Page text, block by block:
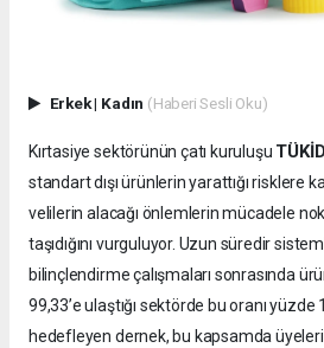
Erkek| Kadın (Haberi Sesli Oku)
Kırtasiye sektörünün çatı kuruluşu
standart dışı ürünlerin yarattığı risklere
velilerin alacağı önlemlerin mücadele
taşıdığını vurguluyor. Uzun süredir
bilinçlendirme çalışmaları sonrasında
99,33’e ulaştığı sektörde bu oranı yüzde
hedefleyen dernek, bu kapsamda